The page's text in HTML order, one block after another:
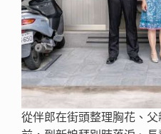
從伴郎在街頭整理胸花、父